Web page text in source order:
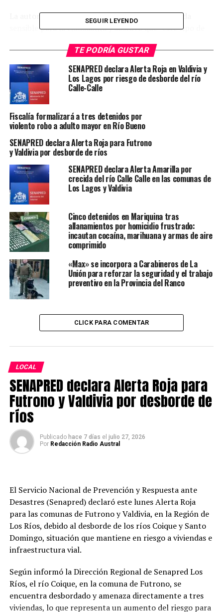
La autoridad reconoció que se trata de una medida
sensible para la ciudadanía y sostuvo que “este tipo de
el impacto que tienen en las economías familiares”. No
obstante, agregó que “para continuar avanzando en un
transporte público de calidad, resulta necesario
mantener el equilibrio económico del sistema y ser
responsables con el correcto uso de los recursos
fiscales”.
Desde la cartera recordaron que las tarifas del
transporte público regulado en regiones se determinan
mediante un polinomio que considera variables externas
como el valor del diésel, el tipo de cambio del dólar y la
inflación, entre otros factores.
Con el reajuste, las nuevas tarifas en Valdivia serán las
siguientes:
Adulto Local:$590
Persona Mayor Local:
Estudiante Local:$190
Adulto Niebla:
Estudiante Niebla:$240
El ministerio reiteró que continúa impulsando medidas
como rurales, además de sostener el transporte escolar
subsidiado, en una línea orientada a la
descentralización, la equidad territorial y la
modernización del sistema.
Post Views:
TAGS REGION DE LOS RIOS VALDIVIA
Operativo preventivo revisa red de grifos en la
Costanera previo a la Noche Valdiviana
Redacción Radio Austral
SEGUIR LEYENDO
TE PODRÍA GUSTAR
SENAPRED declara Alerta Roja en Valdivia y
Los Lagos por riesgo de desborde del río
Calle-Calle
Fiscalía formalizará a tres detenidos por
violento robo a adulto mayor en Río Bueno
SENAPRED declara Alerta Roja para Futrono
y Valdivia por desborde de ríos
SENAPRED declara Alerta Amarilla por
crecida del río Calle Calle en las comunas de
Los Lagos y Valdivia
Cinco detenidos en Mariquina tras
allanamientos por homicidio frustrado:
incautan cocaína, marihuana y armas de aire
comprimido
«Max» se incorpora a Carabineros de La
Unión para reforzar la seguridad y el trabajo
preventivo en la Provincia del Ranco
CLICK PARA COMENTAR
LOCAL
SENAPRED declara Alerta Roja para
Futrono y Valdivia por desborde de
ríos
Publicado hace 7 días el julio 27, 2026
Por Redacción Radio Austral
El Servicio Nacional de Prevención y Respuesta ante
Desastres (Senapred) declaró este lunes Alerta Roja
para las comunas de Futrono y Valdivia, en la Región de
Los Ríos, debido al desborde de los ríos Coique y Santo
Domingo, situación que mantiene en riesgo a viviendas e
infraestructura vial.
Según informó la Dirección Regional de Senapred Los
Ríos, el río Coique, en la comuna de Futrono, se
encuentra desbordado y amenaza directamente a tres
viviendas, lo que representa un aumento del riesgo para